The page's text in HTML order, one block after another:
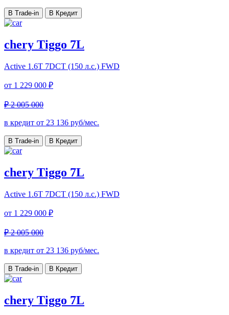
В Trade-in В Кредит
chery Tiggo 7L
Active 1.6T 7DCT (150 л.с.) FWD
от 1 229 000 ₽
₽ 2 005 000
в кредит от 23 136 руб/мес.
В Trade-in В Кредит
chery Tiggo 7L
Active 1.6T 7DCT (150 л.с.) FWD
от 1 229 000 ₽
₽ 2 005 000
в кредит от 23 136 руб/мес.
В Trade-in В Кредит
chery Tiggo 7L